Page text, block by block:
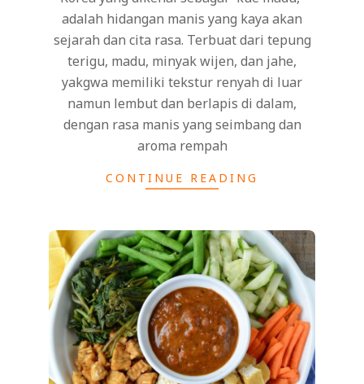
adalah hidangan manis yang kaya akan
sejarah dan cita rasa. Terbuat dari tepung
terigu, madu, minyak wijen, dan jahe,
yakgwa memiliki tekstur renyah di luar
namun lembut dan berlapis di dalam,
dengan rasa manis yang seimbang dan
aroma rempah
CONTINUE READING